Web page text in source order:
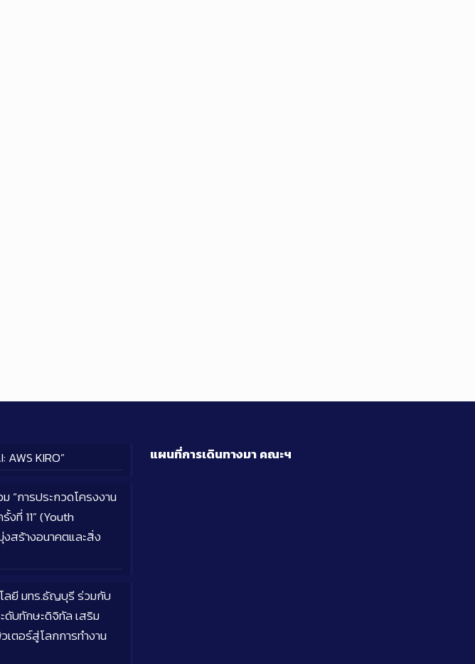
KIRO”
“การประกวดโครงงาน
ที่ 11” (Youth
สร้างอนาคตและสิ่ง
ลยี มทร.ธัญบุรี ร่วมกับ
บทักษะดิจิทัล เสริม
เตอร์สู่โลกการทำงาน
แผนที่การเดินทางมาคณะฯ